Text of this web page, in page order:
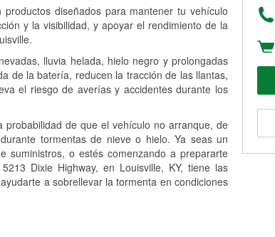
diseñados para mantener tu vehículo
y la visibilidad, y apoyar el rendimiento de la
lluvia helada, hielo negro y prolongadas
de la batería, reducen la tracción de las llantas,
el riesgo de averías y accidentes durante los
probabilidad de que el vehículo no arranque, de
tormentas de nieve o hielo. Ya seas un
suministros, o estés comenzando a prepararte
Dixie Highway, en Louisville, KY, tiene las
a sobrellevar la tormenta en condiciones